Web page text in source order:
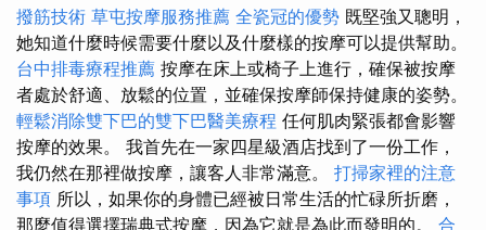
撥筋技術 草屯按摩服務推薦 全瓷冠的優勢 既堅強又聰明，
她知道什麼時候需要什麼以及什麼樣的按摩可以提供幫助。
台中排毒療程推薦 按摩在床上或椅子上進行，確保被按摩
者處於舒適、放鬆的位置，並確保按摩師保持健康的姿勢。
輕鬆消除雙下巴的雙下巴醫美療程 任何肌肉緊張都會影響
按摩的效果。 我首先在一家四星級酒店找到了一份工作，
我仍然在那裡做按摩，讓客人非常滿意。 打掃家裡的注意
事項 所以，如果你的身體已經被日常生活的忙碌所折磨，
那麼值得選擇瑞典式按摩，因為它就是為此而發明的。 合